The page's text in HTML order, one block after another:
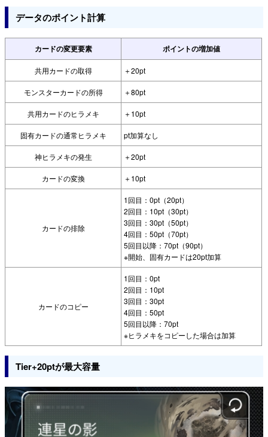
データのポイント計算
カードの変更要素 ポイントの増加値
共用カードの取得 ＋20pt
モンスターカードの所得 ＋80pt
共用カードのヒラメキ ＋10pt
固有カードの通常ヒラメキ pt加算なし
神ヒラメキの発生 ＋20pt
カードの変換 ＋10pt
カードの排除
1回目：0pt（20pt）
2回目：10pt（30pt）
3回目：30pt（50pt）
4回目：50pt（70pt）
5回目以降：70pt（90pt）
※開始、固有カードは20pt加算
カードのコピー
1回目：0pt
2回目：10pt
3回目：30pt
4回目：50pt
5回目以降：70pt
※ヒラメキをコピーした場合は加算
Tier+20ptが最大容量